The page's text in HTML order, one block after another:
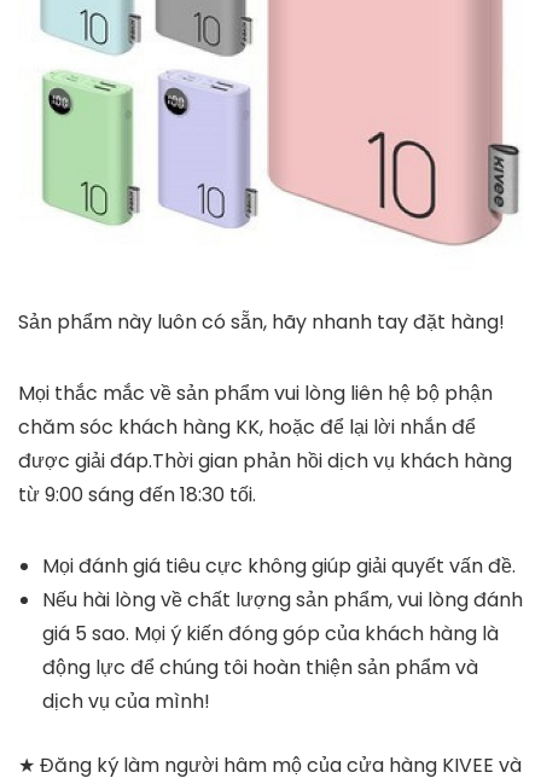
Sản phẩm này luôn có sẵn, hãy nhanh tay đặt hàng!
Mọi thắc mắc về sản phẩm vui lòng liên hệ bộ phận
chăm sóc khách hàng KK, hoặc để lại lời nhắn để
được giải đáp.Thời gian phản hồi dịch vụ khách hàng
từ 9:00 sáng đến 18:30 tối.
Mọi đánh giá tiêu cực không giúp giải quyết vấn đề.
Nếu hài lòng về chất lượng sản phẩm, vui lòng đánh
giá 5 sao. Mọi ý kiến đóng góp của khách hàng là
động lực để chúng tôi hoàn thiện sản phẩm và
dịch vụ của mình!
★ Đăng ký làm người hâm mộ của cửa hàng KIVEE và